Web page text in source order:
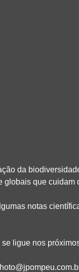
da
globais que cuidam
notas
ligue nos